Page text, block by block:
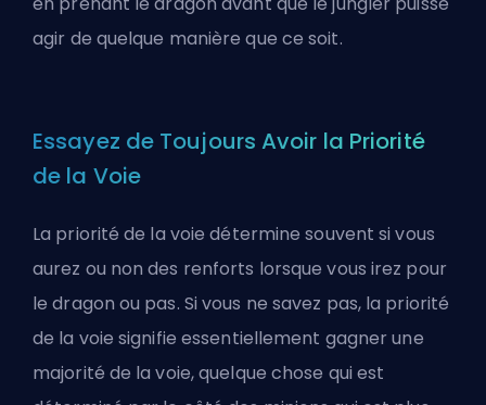
agir de quelque manière que ce soit.
Essayez de Toujours Avoir la Priorité
de la Voie
La priorité de la voie détermine souvent si vous
aurez ou non des renforts lorsque vous irez pour
le dragon ou pas. Si vous ne savez pas, la priorité
de la voie signifie essentiellement gagner une
majorité de la voie, quelque chose qui est